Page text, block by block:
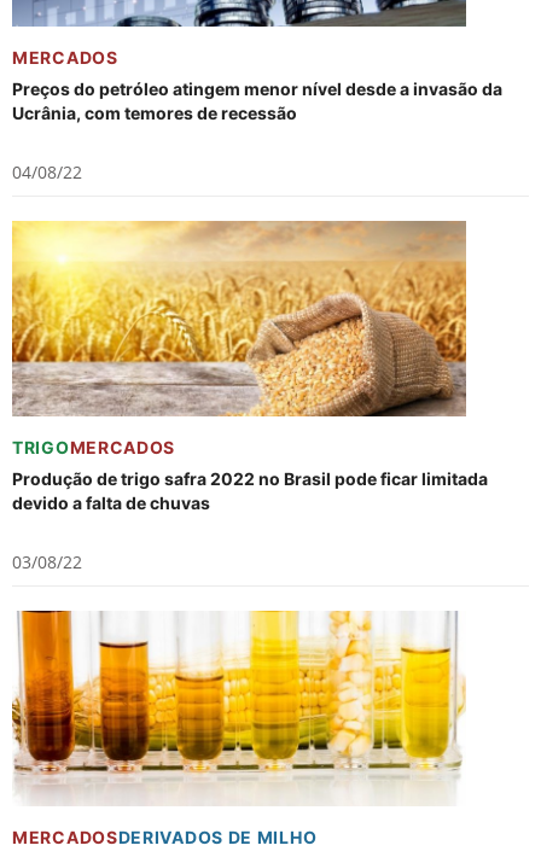
MERCADOS
Preços do petróleo atingem menor nível desde a invasão da
Ucrânia, com temores de recessão
04/08/22
TRIGOMERCADOS
Produção de trigo safra 2022 no Brasil pode ficar limitada
devido a falta de chuvas
03/08/22
MERCADOSDERIVADOS DE MILHO